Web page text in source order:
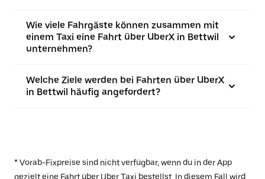
Wie viele Fahrgäste können zusammen mit
einem Taxi eine Fahrt über UberX in Bettwil
unternehmen?
Welche Ziele werden bei Fahrten über UberX
in Bettwil häufig angefordert?
* Vorab-Fixpreise sind nicht verfügbar, wenn du in der App
gezielt eine Fahrt über Uber Taxi bestellst. In diesem Fall wird